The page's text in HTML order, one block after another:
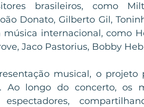
brasileiros, como
Donato, Gilberto Gil,
internacional, como
Jaco Pastorius, Bobby
musical, o projeto
Ao longo do concerto, os